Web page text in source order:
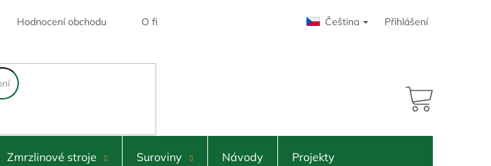
Hodnocení obchodu O firmě Čeština Přihlášení
NÁKUPNÍ
Zmrzlinové stroje Suroviny Návody Projekty